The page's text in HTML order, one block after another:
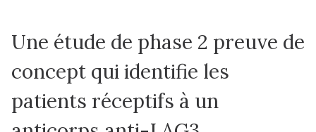
Une étude de phase 2 preuve de
concept qui identifie les
patients réceptifs à un